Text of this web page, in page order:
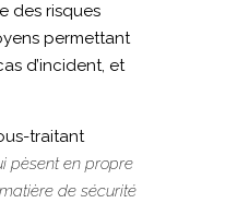
des risques
permettant
d’incident, et
traitant
pèsent en propre
de sécurité